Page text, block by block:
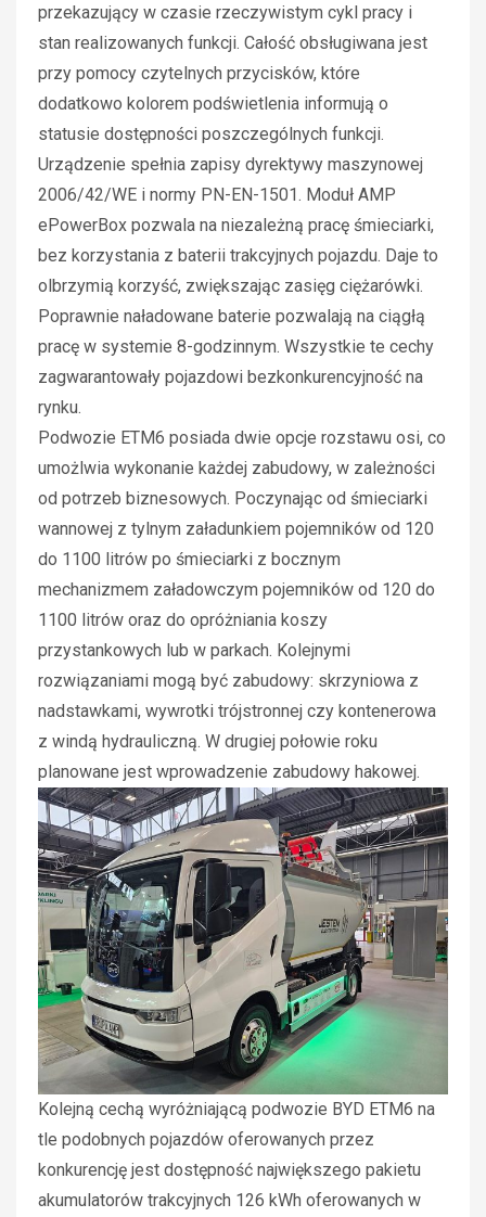
przekazujący w czasie rzeczywistym cykl pracy i
stan realizowanych funkcji. Całość obsługiwana jest
przy pomocy czytelnych przycisków, które
dodatkowo kolorem podświetlenia informują o
statusie dostępności poszczególnych funkcji.
Urządzenie spełnia zapisy dyrektywy maszynowej
2006/42/WE i normy PN-EN-1501. Moduł AMP
ePowerBox pozwala na niezależną pracę śmieciarki,
bez korzystania z baterii trakcyjnych pojazdu. Daje to
olbrzymią korzyść, zwiększając zasięg ciężarówki.
Poprawnie naładowane baterie pozwalają na ciągłą
pracę w systemie 8-godzinnym. Wszystkie te cechy
zagwarantowały pojazdowi bezkonkurencyjność na
rynku.
Podwozie ETM6 posiada dwie opcje rozstawu osi, co
umożlwia wykonanie każdej zabudowy, w zależności
od potrzeb biznesowych. Poczynając od śmieciarki
wannowej z tylnym załadunkiem pojemników od 120
do 1100 litrów po śmieciarki z bocznym
mechanizmem załadowczym pojemników od 120 do
1100 litrów oraz do opróżniania koszy
przystankowych lub w parkach. Kolejnymi
rozwiązaniami mogą być zabudowy: skrzyniowa z
nadstawkami, wywrotki trójstronnej czy kontenerowa
z windą hydrauliczną. W drugiej połowie roku
planowane jest wprowadzenie zabudowy hakowej.
Kolejną cechą wyróżniającą podwozie BYD ETM6 na
tle podobnych pojazdów oferowanych przez
konkurencję jest dostępność największego pakietu
akumulatorów trakcyjnych 126 kWh oferowanych w